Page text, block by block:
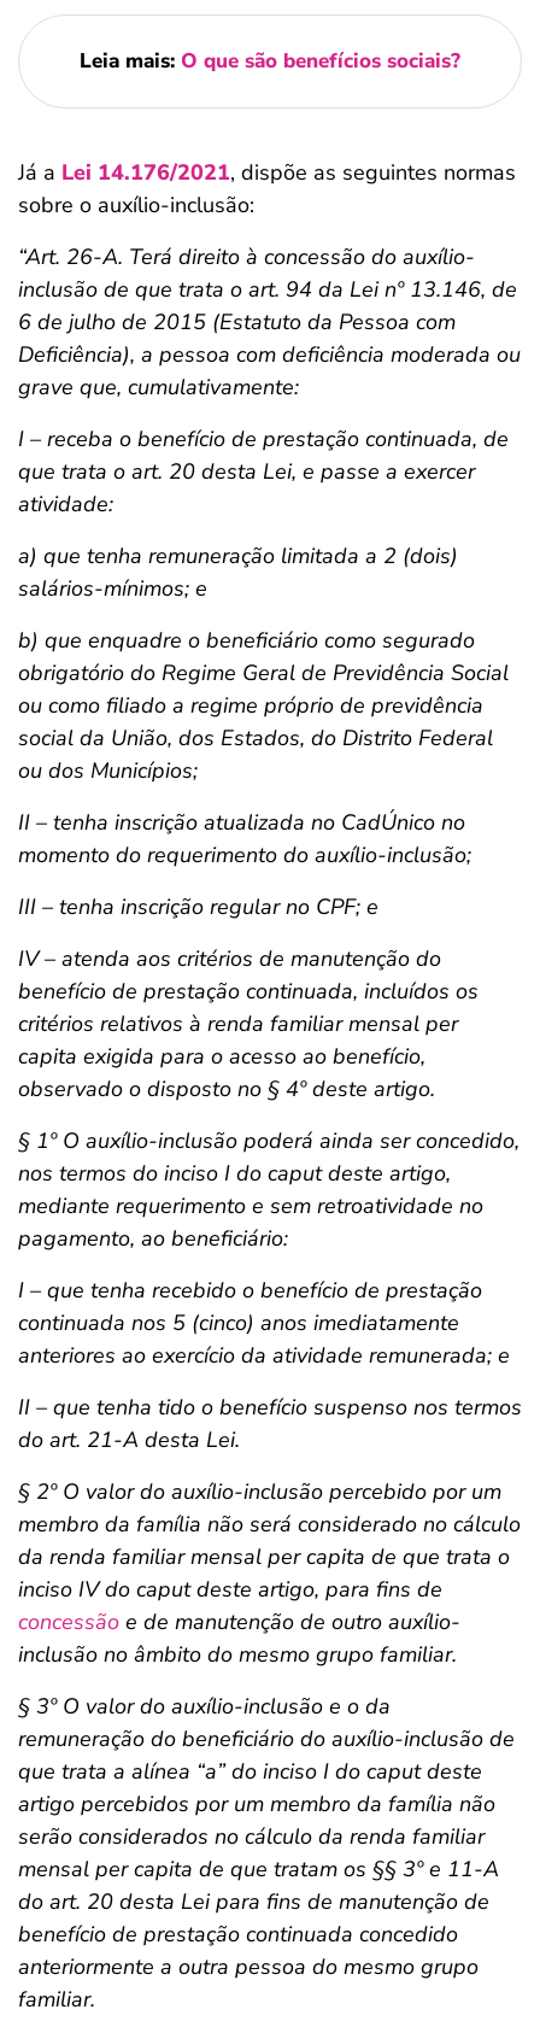
Leia mais: O que são benefícios sociais?
Já a Lei 14.176/2021, dispõe as seguintes normas
sobre o auxílio-inclusão:
“Art. 26-A. Terá direito à concessão do auxílio-
inclusão de que trata o art. 94 da Lei nº 13.146, de
6 de julho de 2015 (Estatuto da Pessoa com
Deficiência), a pessoa com deficiência moderada ou
grave que, cumulativamente:
I – receba o benefício de prestação continuada, de
que trata o art. 20 desta Lei, e passe a exercer
atividade:
a) que tenha remuneração limitada a 2 (dois)
salários-mínimos; e
b) que enquadre o beneficiário como segurado
obrigatório do Regime Geral de Previdência Social
ou como filiado a regime próprio de previdência
social da União, dos Estados, do Distrito Federal
ou dos Municípios;
II – tenha inscrição atualizada no CadÚnico no
momento do requerimento do auxílio-inclusão;
III – tenha inscrição regular no CPF; e
IV – atenda aos critérios de manutenção do
benefício de prestação continuada, incluídos os
critérios relativos à renda familiar mensal per
capita exigida para o acesso ao benefício,
observado o disposto no § 4º deste artigo.
§ 1º O auxílio-inclusão poderá ainda ser concedido,
nos termos do inciso I do caput deste artigo,
mediante requerimento e sem retroatividade no
pagamento, ao beneficiário:
I – que tenha recebido o benefício de prestação
continuada nos 5 (cinco) anos imediatamente
anteriores ao exercício da atividade remunerada; e
II – que tenha tido o benefício suspenso nos termos
do art. 21-A desta Lei.
§ 2º O valor do auxílio-inclusão percebido por um
membro da família não será considerado no cálculo
da renda familiar mensal per capita de que trata o
inciso IV do caput deste artigo, para fins de
concessão e de manutenção de outro auxílio-
inclusão no âmbito do mesmo grupo familiar.
§ 3º O valor do auxílio-inclusão e o da
remuneração do beneficiário do auxílio-inclusão de
que trata a alínea “a” do inciso I do caput deste
artigo percebidos por um membro da família não
serão considerados no cálculo da renda familiar
mensal per capita de que tratam os §§ 3º e 11-A
do art. 20 desta Lei para fins de manutenção de
benefício de prestação continuada concedido
anteriormente a outra pessoa do mesmo grupo
familiar.